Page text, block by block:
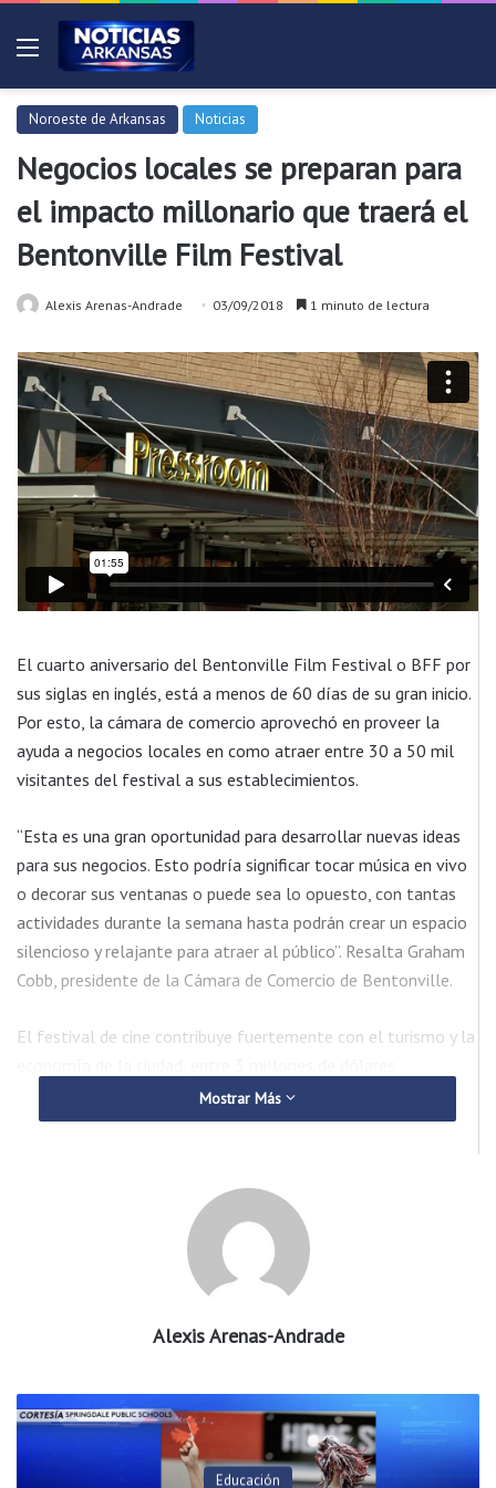
Menú
Noroeste de Arkansas Noticias
Negocios locales se preparan para
el impacto millonario que traerá el
Bentonville Film Festival
Alexis Arenas-Andrade 03/09/2018 1 minuto de lectura
El cuarto aniversario del Bentonville Film Festival o BFF por
sus siglas en inglés, está a menos de 60 días de su gran inicio.
Por esto, la cámara de comercio aprovechó en proveer la
ayuda a negocios locales en como atraer entre 30 a 50 mil
visitantes del festival a sus establecimientos.
“Esta es una gran oportunidad para desarrollar nuevas ideas
para sus negocios. Esto podría significar tocar música en vivo
o decorar sus ventanas o puede sea lo opuesto, con tantas
actividades durante la semana hasta podrán crear un espacio
silencioso y relajante para atraer al público”. Resalta Graham
Cobb, presidente de la Cámara de Comercio de Bentonville.
El festival de cine contribuye fuertemente con el turismo y la
directamente y 7 millones de dólares indirectamente.
promover nuestra ciudad para atraer más turistas a nuestra
comunidad y con suerte traer a esa gente de vuelta con
regularidad.” Agrego Kalene Griffith, presidente de Visit
En los recientes oscars y la programación de Good Morning
esta referencia alcanzó alrededor de 54 millones de personas,
exponiendo al Bentonville Film Festival a una plataforma
Mostrar Más
Alexis Arenas-Andrade
Educación